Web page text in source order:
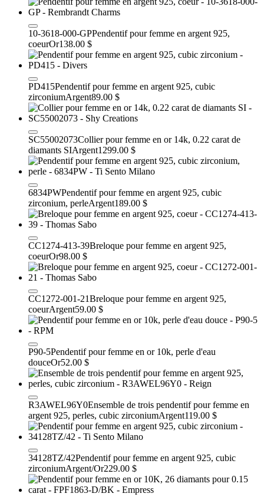
10-3618-000-GPPendentif pour femme en argent 925,
coeurOr138.00 $
PD415Pendentif pour femme en argent 925, cubic
zirconiumArgent89.00 $
SC55002073Collier pour femme en or 14k, 0.22 carat de
diamants SIArgent1299.00 $
6834PWPendentif pour femme en argent 925, cubic
zirconium, perleArgent189.00 $
CC1274-413-39Breloque pour femme en argent 925,
coeurOr98.00 $
CC1272-001-21Breloque pour femme en argent 925,
coeurArgent59.00 $
P90-5Pendentif pour femme en or 10k, perle d'eau
douceOr52.00 $
R3AWEL96Y0Ensemble de trois pendentif pour femme en
argent 925, perles, cubic zirconiumArgent119.00 $
34128TZ/42Pendentif pour femme en argent 925, cubic
zirconiumArgent/Or229.00 $